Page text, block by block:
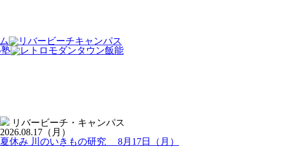
リバービーチ・キャンパス
2026.08.17 （月）
夏休み 川のいきもの研究 8月17日（月）